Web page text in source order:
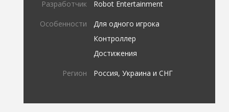
Разработчик Robot Entertainment
Особенности
Для одного игрока
Контроллер
Достижения
Регион Россия, Украина и СНГ